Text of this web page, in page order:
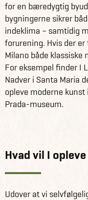
for en bæredygtig
bygningerne sikrer
indeklima – samtidig
forurening. Hvis der
Milano både
For eksempel finder I
Nadver i Santa Maria
opleve moderne
Prada-museum.
Hvad vil I
Udover at vi